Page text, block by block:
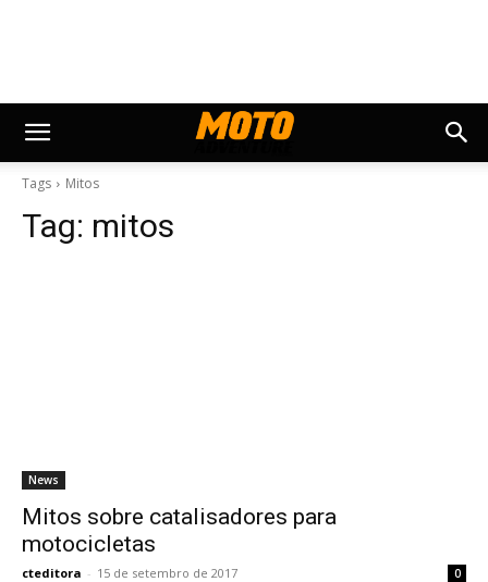
Tags Mitos
Tag: mitos
News
Mitos sobre catalisadores para
motocicletas
cteditora - 15 de setembro de 2017 0